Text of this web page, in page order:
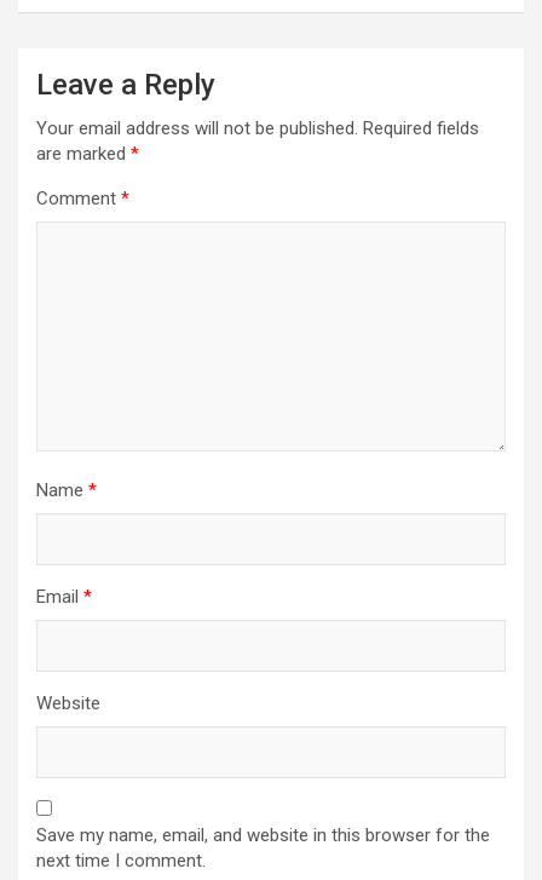
Leave a Reply
Your email address will not be published. Required fields
are marked *
Comment *
Name *
Email *
Website
Save my name, email, and website in this browser for the
next time I comment.